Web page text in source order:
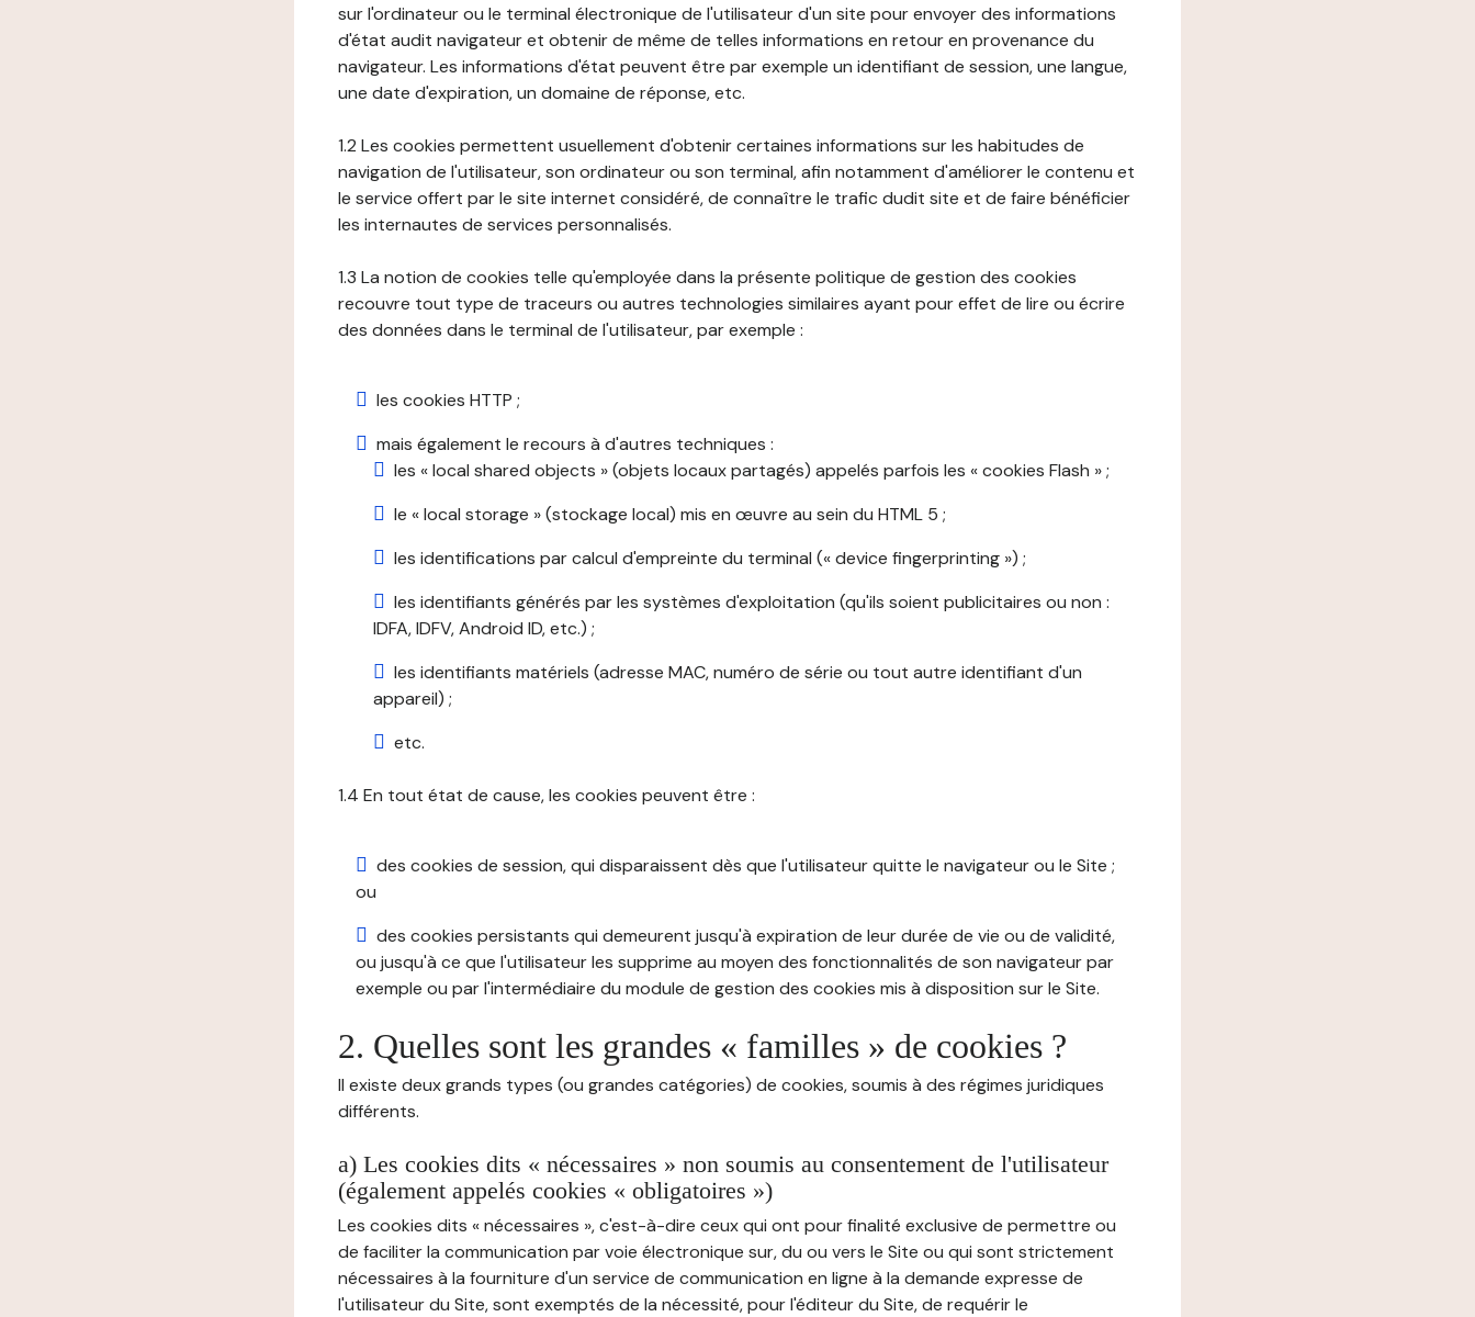
sur l'ordinateur ou le terminal électronique de l'utilisateur d'un site pour envoyer des informations
d'état audit navigateur et obtenir de même de telles informations en retour en provenance du
navigateur. Les informations d'état peuvent être par exemple un identifiant de session, une langue,
une date d'expiration, un domaine de réponse, etc.
1.2 Les cookies permettent usuellement d'obtenir certaines informations sur les habitudes de
navigation de l'utilisateur, son ordinateur ou son terminal, afin notamment d'améliorer le contenu et
le service offert par le site internet considéré, de connaître le trafic dudit site et de faire bénéficier
les internautes de services personnalisés.
1.3 La notion de cookies telle qu'employée dans la présente politique de gestion des cookies
recouvre tout type de traceurs ou autres technologies similaires ayant pour effet de lire ou écrire
des données dans le terminal de l'utilisateur, par exemple :
les cookies HTTP ;
mais également le recours à d'autres techniques :
les « local shared objects » (objets locaux partagés) appelés parfois les « cookies Flash » ;
le « local storage » (stockage local) mis en œuvre au sein du HTML 5 ;
les identifications par calcul d'empreinte du terminal (« device fingerprinting ») ;
les identifiants générés par les systèmes d'exploitation (qu'ils soient publicitaires ou non :
IDFA, IDFV, Android ID, etc.) ;
les identifiants matériels (adresse MAC, numéro de série ou tout autre identifiant d'un
appareil) ;
etc.
1.4 En tout état de cause, les cookies peuvent être :
des cookies de session, qui disparaissent dès que l'utilisateur quitte le navigateur ou le Site ;
ou
des cookies persistants qui demeurent jusqu'à expiration de leur durée de vie ou de validité,
ou jusqu'à ce que l'utilisateur les supprime au moyen des fonctionnalités de son navigateur par
exemple ou par l'intermédiaire du module de gestion des cookies mis à disposition sur le Site.
2. Quelles sont les grandes « familles » de cookies ?
Il existe deux grands types (ou grandes catégories) de cookies, soumis à des régimes juridiques
différents.
a) Les cookies dits « nécessaires » non soumis au consentement de l'utilisateur
(également appelés cookies « obligatoires »)
Les cookies dits « nécessaires », c'est-à-dire ceux qui ont pour finalité exclusive de permettre ou
de faciliter la communication par voie électronique sur, du ou vers le Site ou qui sont strictement
nécessaires à la fourniture d'un service de communication en ligne à la demande expresse de
l'utilisateur du Site, sont exemptés de la nécessité, pour l'éditeur du Site, de requérir le